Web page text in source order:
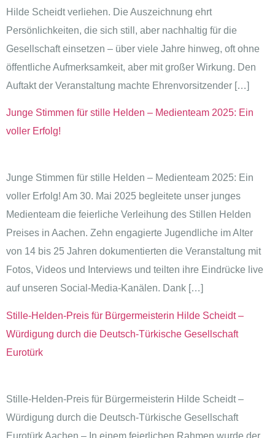
Hilde Scheidt verliehen. Die Auszeichnung ehrt
Persönlichkeiten, die sich still, aber nachhaltig für die
Gesellschaft einsetzen – über viele Jahre hinweg, oft ohne
öffentliche Aufmerksamkeit, aber mit großer Wirkung. Den
Auftakt der Veranstaltung machte Ehrenvorsitzender […]
Junge Stimmen für stille Helden – Medienteam 2025: Ein
voller Erfolg!
Junge Stimmen für stille Helden – Medienteam 2025: Ein
voller Erfolg! Am 30. Mai 2025 begleitete unser junges
Medienteam die feierliche Verleihung des Stillen Helden
Preises in Aachen. Zehn engagierte Jugendliche im Alter
von 14 bis 25 Jahren dokumentierten die Veranstaltung mit
Fotos, Videos und Interviews und teilten ihre Eindrücke live
auf unseren Social-Media-Kanälen. Dank […]
Stille-Helden-Preis für Bürgermeisterin Hilde Scheidt –
Würdigung durch die Deutsch-Türkische Gesellschaft
Eurotürk
Stille-Helden-Preis für Bürgermeisterin Hilde Scheidt –
Würdigung durch die Deutsch-Türkische Gesellschaft
Eurotürk Aachen – In einem feierlichen Rahmen wurde der